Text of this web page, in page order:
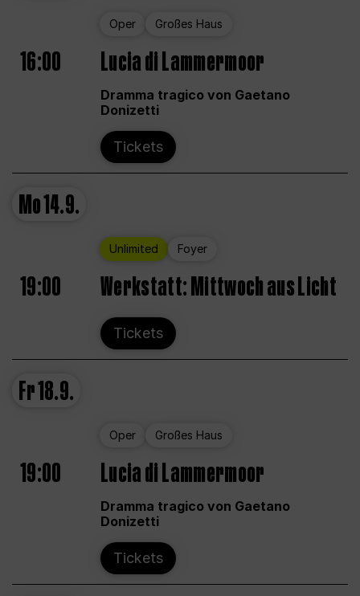
Oper Großes Haus
16:00 Lucia di Lammermoor
Dramma tragico von Gaetano
Donizetti
Tickets
Mo14.9.
Unlimited Foyer
19:00 Werkstatt: Mittwoch aus Licht
Tickets
Fr18.9.
Oper Großes Haus
19:00 Lucia di Lammermoor
Dramma tragico von Gaetano
Donizetti
Tickets